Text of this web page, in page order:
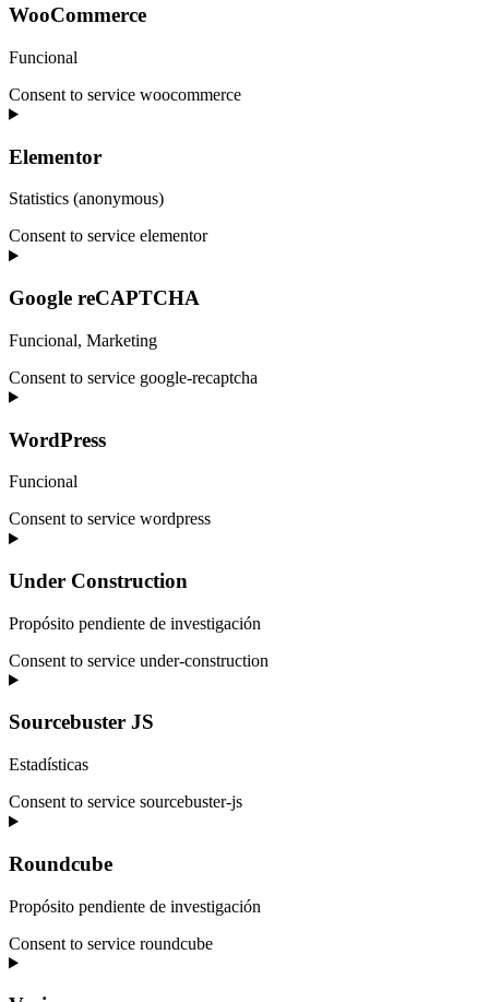
WooCommerce
Funcional
Consent to service woocommerce
Elementor
Statistics (anonymous)
Consent to service elementor
Google reCAPTCHA
Funcional, Marketing
Consent to service google-recaptcha
WordPress
Funcional
Consent to service wordpress
Under Construction
Propósito pendiente de investigación
Consent to service under-construction
Sourcebuster JS
Estadísticas
Consent to service sourcebuster-js
Roundcube
Propósito pendiente de investigación
Consent to service roundcube